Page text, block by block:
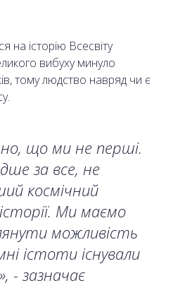
на історію Всесвіту
вибуху минуло
тому людство навряд чи є
що ми не перші.
за все, не
космічний
Ми маємо
можливість
істоти існували
- зазначає